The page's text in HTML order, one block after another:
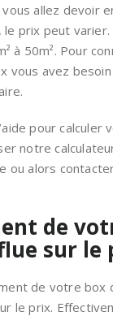
allez devoir
, le prix peut
à 50m². Pour
vous avez
pour calculer
notre
ou alors
de
sur le
de votre box
le prix.